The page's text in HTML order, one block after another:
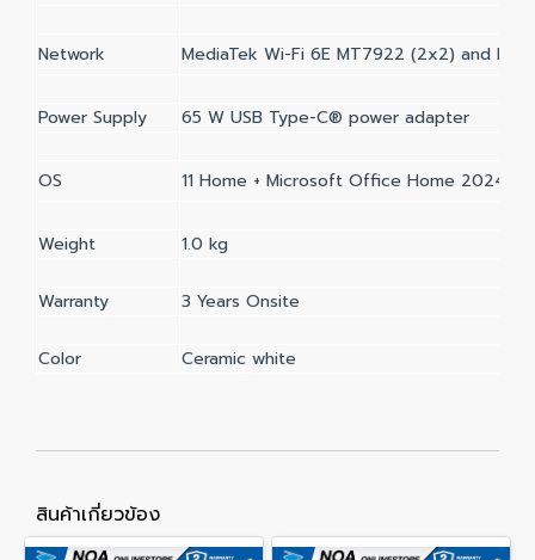
Network MediaTek Wi-Fi 6E MT7922 (2x2) and
Power Supply 65 W USB Type-C® power adapter
OS 11 Home + Microsoft Office Home 2024 +
Weight 1.0 kg
Warranty 3 Years Onsite
Color Ceramic white
สินค้าเกี่ยวข้อง